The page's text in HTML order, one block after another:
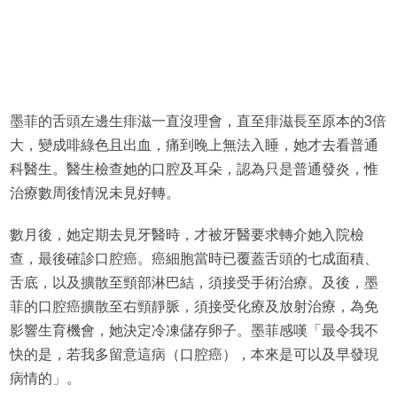
墨菲的舌頭左邊生痱滋一直沒理會，直至痱滋長至原本的3倍
大，變成啡綠色且出血，痛到晚上無法入睡，她才去看普通
科醫生。醫生檢查她的口腔及耳朵，認為只是普通發炎，惟
治療數周後情況未見好轉。
數月後，她定期去見牙醫時，才被牙醫要求轉介她入院檢
查，最後確診口腔癌。癌細胞當時已覆蓋舌頭的七成面積、
舌底，以及擴散至頸部淋巴結，須接受手術治療。及後，墨
菲的口腔癌擴散至右頸靜脈，須接受化療及放射治療，為免
影響生育機會，她決定冷凍儲存卵子。墨菲感嘆「最令我不
快的是，若我多留意這病（口腔癌），本來是可以及早發現
病情的」。